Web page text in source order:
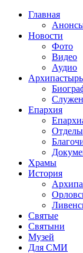
Главная
Новости
Фото
Видео
Аудио
Архипастырь
Епархия
Отделы
Храмы
История
Святые
Святыни
Музей
Для СМИ